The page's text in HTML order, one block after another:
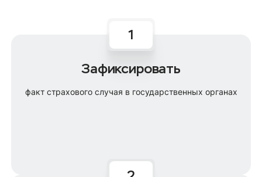
Зафиксировать
факт страхового случая в государственных органах